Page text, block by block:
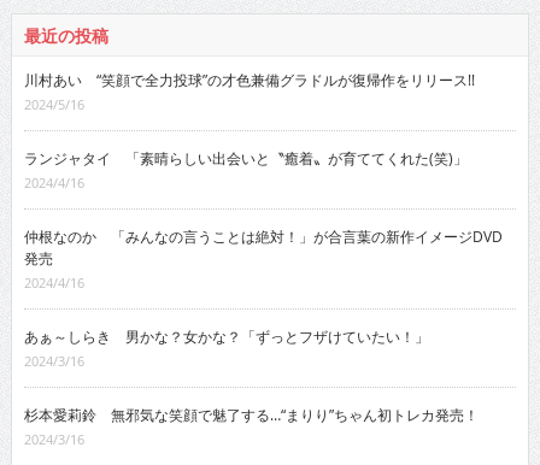
最近の投稿
川村あい “笑顔で全力投球”の才色兼備グラドルが復帰作をリリース!!
2024/5/16
ランジャタイ 「素晴らしい出会いと〝癒着〟が育ててくれた(笑)」
2024/4/16
仲根なのか 「みんなの言うことは絶対！」が合言葉の新作イメージDVD
発売
2024/4/16
あぁ～しらき 男かな？女かな？「ずっとフザけていたい！」
2024/3/16
杉本愛莉鈴 無邪気な笑顔で魅了する…“まりり”ちゃん初トレカ発売！
2024/3/16